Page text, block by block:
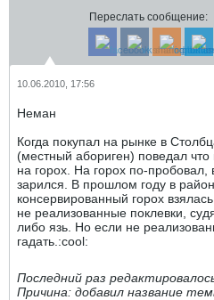
Переслать сообщение:
10.06.2010, 17:56
Неман
Когда покупал на рынке в
(местный абориген) поведал
на горох. На горох по-пробовал,
зарился. В прошлом году в
консервированный горох
не реализованные поклевки,
либо язь. Но если не
гадать.:cool:
Последний раз
Причина: добавил название